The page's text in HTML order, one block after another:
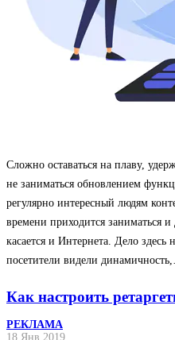
Сложно оставаться на плаву,
не заниматься обновлением
регулярно интересный людям
времени приходится заниматься
касается и Интернета. Дело
посетители видели
Как настроить
РЕКЛАМА
18 Янв 2019